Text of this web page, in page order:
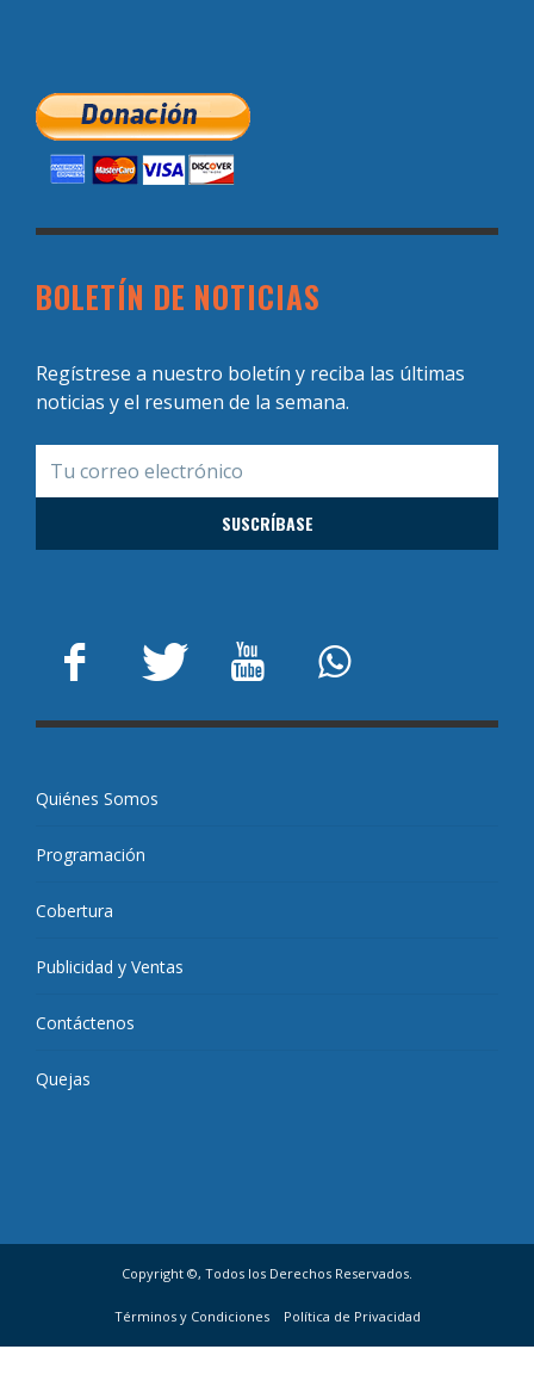
BOLETÍN DE NOTICIAS
Regístrese a nuestro boletín y reciba las últimas
noticias y el resumen de la semana.
Quiénes Somos
Programación
Cobertura
Publicidad y Ventas
Contáctenos
Quejas
Copyright ©, Todos los Derechos Reservados.
Términos y Condiciones Política de Privacidad